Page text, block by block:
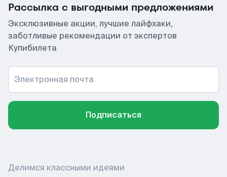
Рассылка с выгодными предложениями
Эксклюзивные акции, лучшие лайфхаки,
заботливые рекомендации от экспертов
Купибилета
Электронная почта
Подписаться
Делимся классными идеями